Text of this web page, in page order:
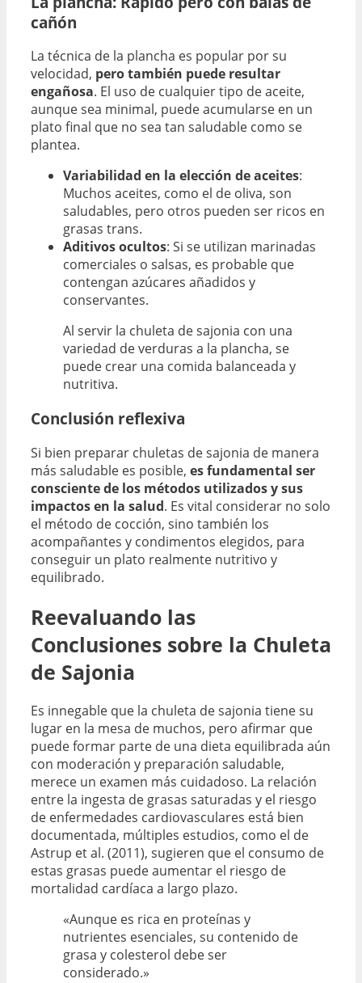
cañón
La técnica de la plancha es popular por su
velocidad, pero también puede resultar
engañosa. El uso de cualquier tipo de aceite,
aunque sea minimal, puede acumularse en un
plato final que no sea tan saludable como se
plantea.
Variabilidad en la elección de aceites:
Muchos aceites, como el de oliva, son
saludables, pero otros pueden ser ricos en
grasas trans.
Aditivos ocultos: Si se utilizan marinadas
comerciales o salsas, es probable que
contengan azúcares añadidos y
conservantes.
Al servir la chuleta de sajonia con una
variedad de verduras a la plancha, se
puede crear una comida balanceada y
nutritiva.
Conclusión reflexiva
Si bien preparar chuletas de sajonia de manera
más saludable es posible, es fundamental ser
consciente de los métodos utilizados y sus
impactos en la salud. Es vital considerar no solo
el método de cocción, sino también los
acompañantes y condimentos elegidos, para
conseguir un plato realmente nutritivo y
equilibrado.
Reevaluando las
Conclusiones sobre la Chuleta
de Sajonia
Es innegable que la chuleta de sajonia tiene su
lugar en la mesa de muchos, pero afirmar que
puede formar parte de una dieta equilibrada aún
con moderación y preparación saludable,
merece un examen más cuidadoso. La relación
entre la ingesta de grasas saturadas y el riesgo
de enfermedades cardiovasculares está bien
documentada, múltiples estudios, como el de
Astrup et al. (2011), sugieren que el consumo de
estas grasas puede aumentar el riesgo de
mortalidad cardíaca a largo plazo.
«Aunque es rica en proteínas y
nutrientes esenciales, su contenido de
grasa y colesterol debe ser
considerado.»